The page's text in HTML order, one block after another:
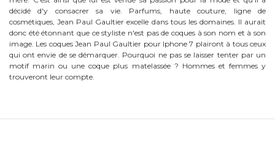
décidé d'y consacrer sa vie. Parfums, haute couture, ligne de
cosmétiques, Jean Paul Gaultier excelle dans tous les domaines. Il aurait
donc été étonnant que ce styliste n'est pas de coques à son nom et à son
image. Les coques Jean Paul Gaultier pour Iphone 7 plairont à tous ceux
qui ont envie de se démarquer. Pourquoi ne pas se laisser tenter par un
motif marin ou une coque plus matelassée ? Hommes et femmes y
trouveront leur compte.